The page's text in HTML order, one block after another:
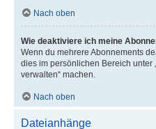
Nach oben
Wie deaktiviere ich meine
Wenn du mehrere Abonnements
dies im persönlichen Bereich unter
verwalten“ machen.
Nach oben
Dateianhänge